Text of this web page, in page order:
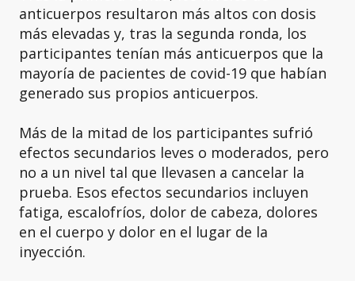
anticuerpos resultaron más altos con dosis
más elevadas y, tras la segunda ronda, los
participantes tenían más anticuerpos que la
mayoría de pacientes de covid-19 que habían
generado sus propios anticuerpos.
Más de la mitad de los participantes sufrió
efectos secundarios leves o moderados, pero
no a un nivel tal que llevasen a cancelar la
prueba. Esos efectos secundarios incluyen
fatiga, escalofríos, dolor de cabeza, dolores
en el cuerpo y dolor en el lugar de la
inyección.